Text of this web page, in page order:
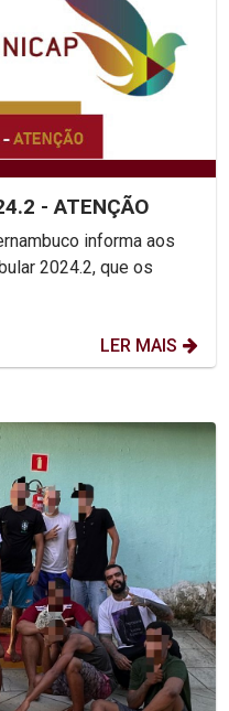
- ATENÇÃO
informa aos
2024.2, que os
LER MAIS